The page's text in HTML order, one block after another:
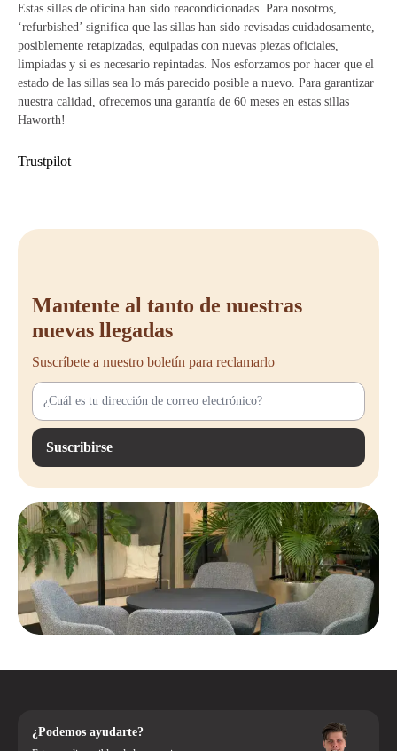
Estas sillas de oficina han sido reacondicionadas. Para nosotros,
‘refurbished’ significa que las sillas han sido revisadas cuidadosamente,
posiblemente retapizadas, equipadas con nuevas piezas oficiales,
limpiadas y si es necesario repintadas. Nos esforzamos por hacer que el
estado de las sillas sea lo más parecido posible a nuevo. Para garantizar
nuestra calidad, ofrecemos una garantía de 60 meses en estas sillas
Haworth!
Trustpilot
Mantente al tanto de nuestras
nuevas llegadas
Suscríbete a nuestro boletín para reclamarlo
Suscribirse
¿Podemos ayudarte?